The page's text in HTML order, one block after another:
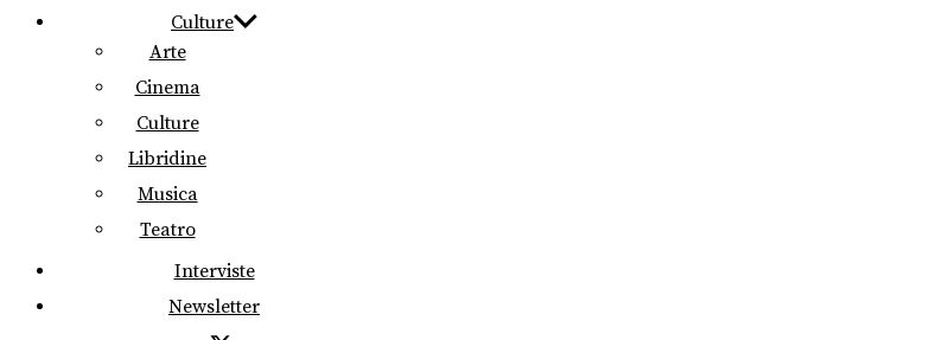
Culture
Arte
Cinema
Culture
Libridine
Musica
Teatro
Interviste
Newsletter